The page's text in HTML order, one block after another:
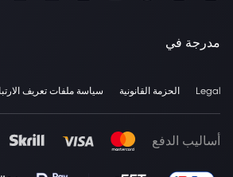
مدرجة في
Legal الحزمة القانونية سياسة ملفات تعريف
أساليب الدفع